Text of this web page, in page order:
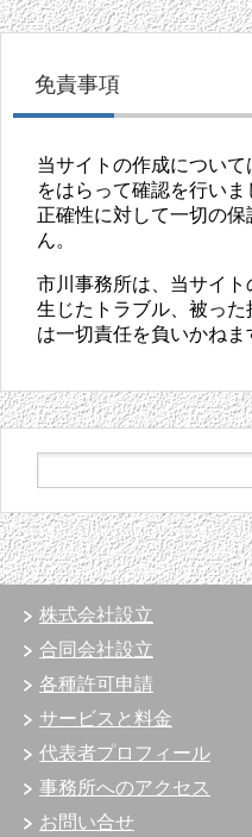
免責事項
当サイトの作成につい
をはらって確認を行い
正確性に対して一切の
ん。
市川事務所は、当サイト
生じたトラブル、被っ
は一切責任を負いかねま
株式会社設立
合同会社設立
各種許可申請
サービスと料金
代表者プロフィール
事務所へのアクセス
お問い合せ